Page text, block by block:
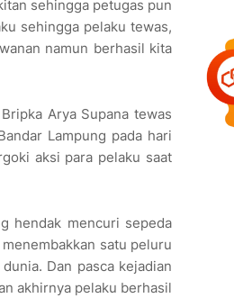
sehingga petugas pun
sehingga pelaku tewas,
namun berhasil kita
Arya Supana tewas
Lampung pada hari
aksi para pelaku saat
hendak mencuri sepeda
satu peluru
Dan pasca kejadian
akhirnya pelaku berhasil